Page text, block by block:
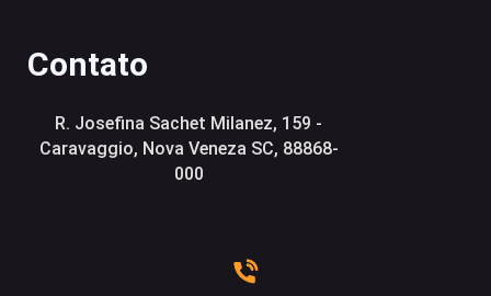
Contato
R. Josefina Sachet Milanez, 159 -
Caravaggio, Nova Veneza SC, 88868-
000